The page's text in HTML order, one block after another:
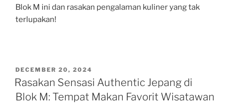
Blok M ini dan rasakan pengalaman kuliner yang tak
terlupakan!
POSTED
ON
DECEMBER 20, 2024
Rasakan Sensasi Authentic Jepang di
Blok M: Tempat Makan Favorit Wisatawan